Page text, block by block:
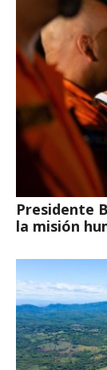
Presidente
la misión